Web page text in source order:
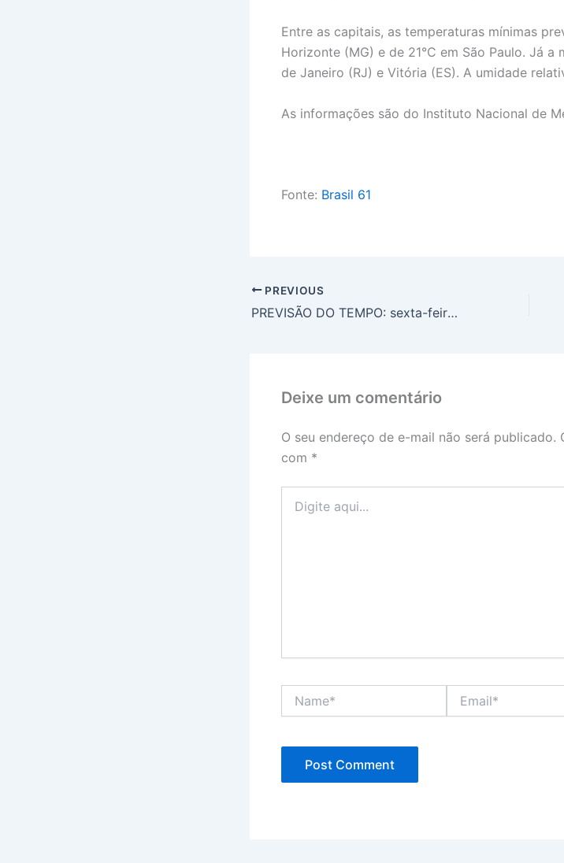
Entre as capitais, as temperaturas mínimas
Horizonte (MG) e de 21°C em São Paulo. Já a
de Janeiro (RJ) e Vitória (ES). A umidade
As informações são do Instituto Nacional de
Fonte: Brasil 61
PREVIOUS
PREVISÃO DO TEMPO: sexta-feira (24) com alerta de chuvas intensas para o Centro-Oeste
Deixe um comentário
O seu endereço de e-mail não será publicado.
com *
aqui...